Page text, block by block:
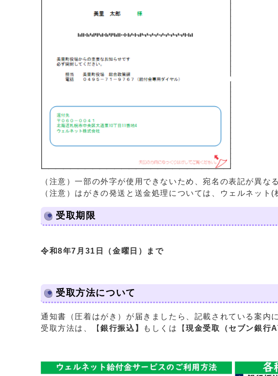
（注意）一部の外字が使用できないため、宛名の表記が異な
（注意）はがきの発送と送金処理については、ウェルネット(
受取期限
令和8年7月31日（金曜日）まで
受取方法について
通知書（圧着はがき）が届きましたら、記載されている案内
受取方法は、【銀行振込】 もしくは【現金受取（セブン銀行